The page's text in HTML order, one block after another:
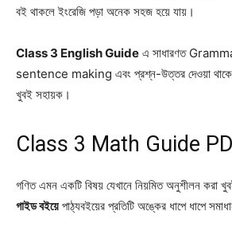
বই থাকলে ইংরেজি পড়া অনেক সহজ হয়ে যায়।
Class 3 English Guide এ সাধারণত
sentence making এবং প্রশ্ন-উত্তর দেওয়া থাকে
খুবই সহায়ক।
Class 3 Math Guide
গণিত এমন একটি বিষয় যেখানে নিয়মিত অনুশীলন করা
গাইড বইয়েপাঠ্যবইয়ের প্রতিটি অঙ্কের ধাপে ধাপে